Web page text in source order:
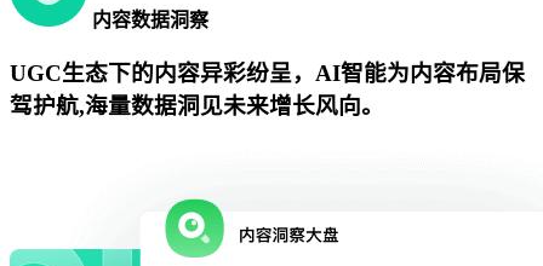
内容数据洞察
UGC生态下的内容异彩纷呈，AI智能为内容布局保
驾护航,海量数据洞见未来增长风向。